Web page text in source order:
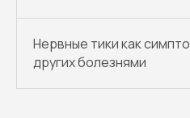
Нервные тики как
других болезнями